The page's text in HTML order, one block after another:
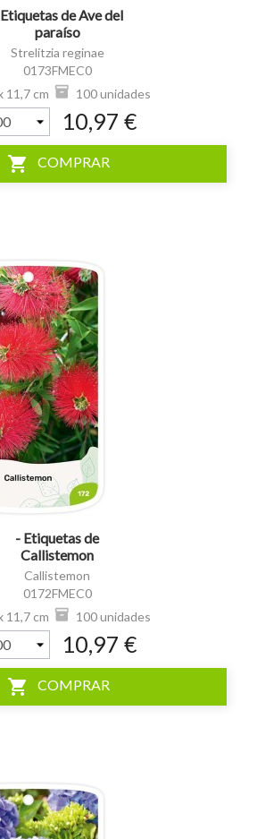
de Ave del
paraíso
Strelitzia reginae
0173FMEC0
11,7 cm
100 unidades
10,97 €
shopping_cart COMPRAR
- Etiquetas de
Callistemon
Callistemon
0172FMEC0
11,7 cm
100 unidades
10,97 €
shopping_cart COMPRAR